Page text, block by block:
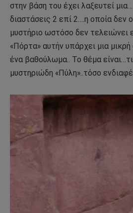
στην βάση του έχει λαξευτεί
διαστάσεις 2 επί 2….η οποία δεν
μυστήριο ωστόσο δεν
«Πόρτα» αυτήν υπάρχει μια
ένα βαθούλωμα.. Το θέμα
μυστηριώδη «Πύλη»..τόσο